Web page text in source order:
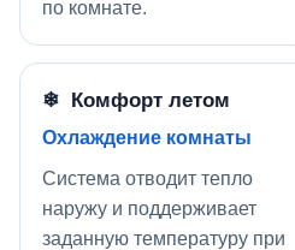
по комнате.
❄ Комфорт летом
Охлаждение комнаты
Система отводит тепло
наружу и поддерживает
заданную температуру при